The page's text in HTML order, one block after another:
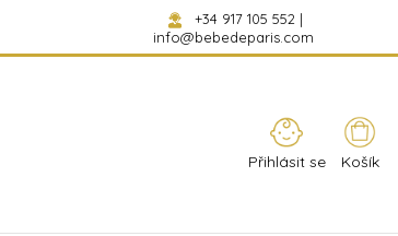
+34 917 105 552 |
info@bebedeparis.com
Přihlásit se Košík